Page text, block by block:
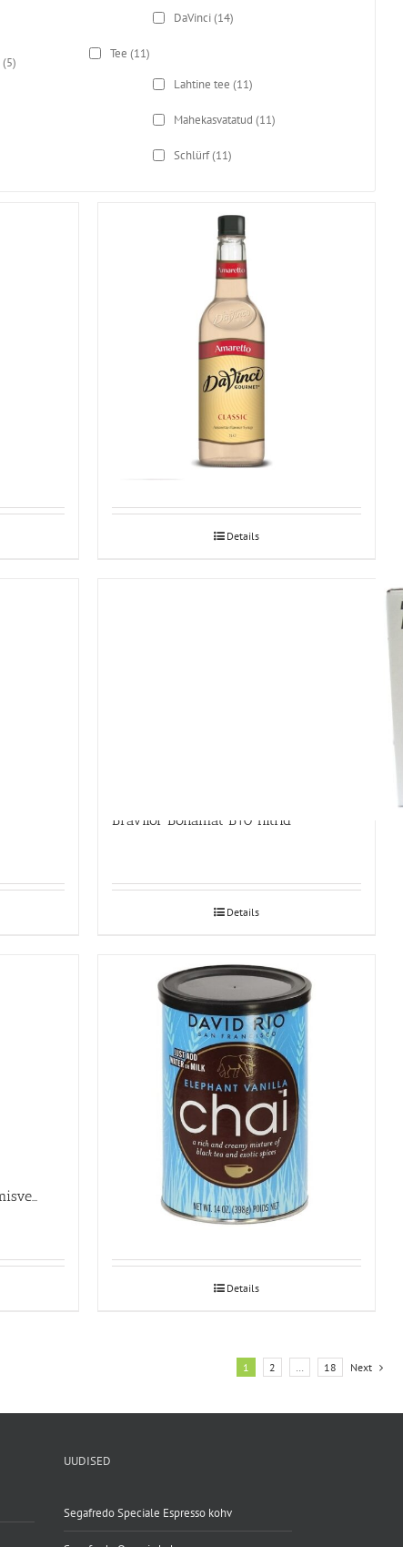
(5)
DaVinci(14)
Tee (11)
Lahtine tee (11)
Mahekasvatatud (11)
Schlürf(11)
Amaretto siirup 1L
Details
Bravilor Bonamat B10 filtrid
Details
Cappuccinatore desinfitseerimisvedelik 1L Chai Elephant Vanilla 398g
Details
1 2 … 18 Next
UUDISED
Segafredo Speciale Espresso kohv